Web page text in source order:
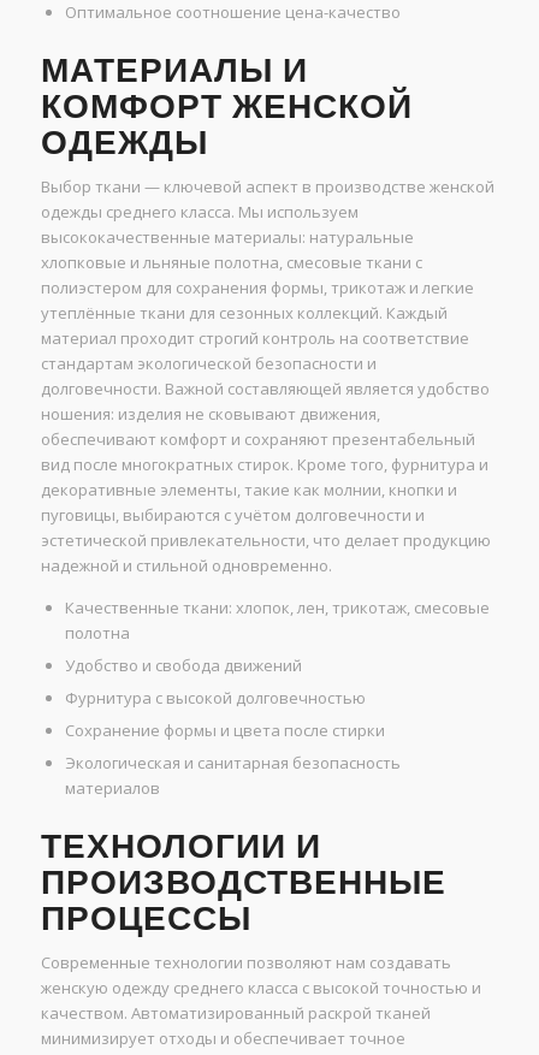
Оптимальное соотношение цена-качество
МАТЕРИАЛЫ И
КОМФОРТ ЖЕНСКОЙ
ОДЕЖДЫ
Выбор ткани — ключевой аспект в производстве женской
одежды среднего класса. Мы используем
высококачественные материалы: натуральные
хлопковые и льняные полотна, смесовые ткани с
полиэстером для сохранения формы, трикотаж и легкие
утеплённые ткани для сезонных коллекций. Каждый
материал проходит строгий контроль на соответствие
стандартам экологической безопасности и
долговечности. Важной составляющей является удобство
ношения: изделия не сковывают движения,
обеспечивают комфорт и сохраняют презентабельный
вид после многократных стирок. Кроме того, фурнитура и
декоративные элементы, такие как молнии, кнопки и
пуговицы, выбираются с учётом долговечности и
эстетической привлекательности, что делает продукцию
надежной и стильной одновременно.
Качественные ткани: хлопок, лен, трикотаж, смесовые
полотна
Удобство и свобода движений
Фурнитура с высокой долговечностью
Сохранение формы и цвета после стирки
Экологическая и санитарная безопасность
материалов
ТЕХНОЛОГИИ И
ПРОИЗВОДСТВЕННЫЕ
ПРОЦЕССЫ
Современные технологии позволяют нам создавать
женскую одежду среднего класса с высокой точностью и
качеством. Автоматизированный раскрой тканей
минимизирует отходы и обеспечивает точное